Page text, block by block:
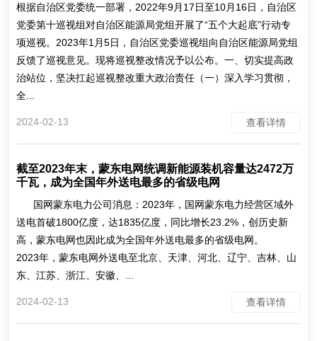
根据自治区党委统一部署，2022年9月17日至10月16日，自治区
党委第十巡视组对自治区能源局党组开展了“五个大起底”行动专
项巡视。2023年1月5日，自治区党委巡视组向自治区能源局党组
反馈了巡视意见。现将巡视整改情况予以公布。一、切实提高政
治站位，坚决扛起巡视整改重大政治责任（一）深入学习贯彻，
全...
2024-02-13 查看详情
截至2023年末，蒙东电网统调新能源装机容量达2472万
千瓦，成为全国年外送电最多的省级电网
国网蒙东电力公司消息：2023年，国网蒙东电力经营区域外
送电首破1800亿度，达1835亿度，同比增长23.2%，创历史新
高，蒙东电网也因此成为全国年外送电最多的省级电网。
2023年，蒙东电网外送电至北京、天津、河北、辽宁、吉林、山
东、江苏、浙江、安徽、...
2024-02-13 查看详情